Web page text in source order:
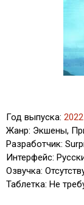
Год выпуска: 2022
Жанр: Экшены,
Разработчик:
Интерфейс:
Озвучка:
Таблетка: Не